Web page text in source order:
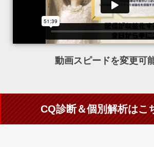
動画スピードを変更可
CQ診断＆個別解析はこ